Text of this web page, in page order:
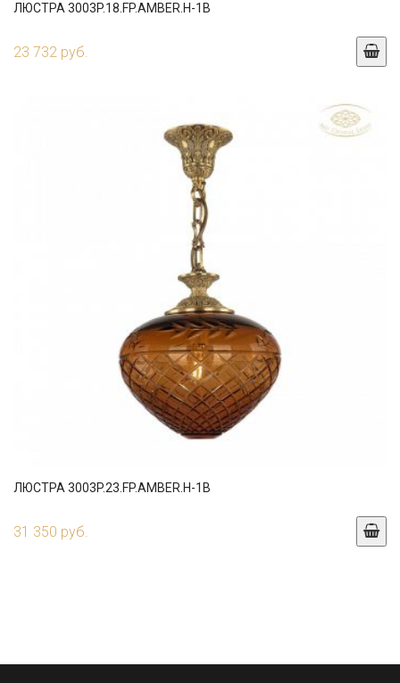
ЛЮСТРА 3003P.18.FP.AMBER.H-1B
23 732 руб.
ЛЮСТРА 3003P.23.FP.AMBER.H-1B
31 350 руб.